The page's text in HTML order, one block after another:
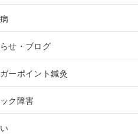
せ・ブログ
ーポイント鍼灸
ク障害